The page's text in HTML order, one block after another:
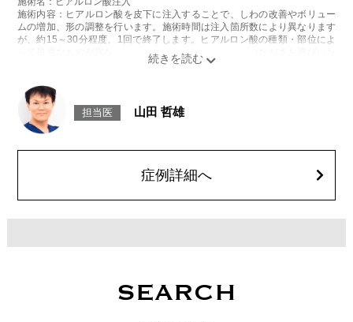
施術内容：ヒアルロン酸を皮下に注入することで、しわの改善やボリュー
ムの増加、形の調整を行います。施術時間は注入箇所数により異なります
が、約15～30分程度、1回で終了します。ヒアルロン酸の種類・部位によ
って最適なものが異なります。診察時に医師とご相談いただきお選びいた
とがございます。また、稀にアレルギー、細菌感染症、血管閉塞などが生
じることがございます。注入箇所を強く刺激するようなマッサージは1〜2
週間ほどお控えください。
費用：レスチレン 1部位43,800円(税込)～76,800円(税込)
ジュビダームウルトラXC・ジュビダームウルトラ＋XC 1部位98,800円(税
クレヴィエルコントア・クレヴィエルプライム 1部位79,100円(税込)～
ボリューマ 1部位92,300円(税込)～327,800円(税込)
オプション 表面麻酔 3,300円(税込) 笑気麻酔 3,300円(税込)
担当医 山田 哲雄
症例詳細へ
SEARCH